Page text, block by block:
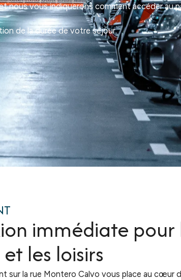
nous vous indiquerons comment accéder au
de la durée de votre séjour.
immédiate pour
les loisirs
sur la rue Montero Calvo vous place au cœur